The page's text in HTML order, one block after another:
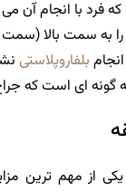
به سمت بالا (سمت
بلفاروپلاستی
گونه ای است که
از مهم ترین